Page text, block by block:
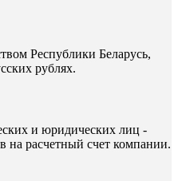
Республики Беларусь,
рублях.
и юридических лиц -
на расчетный счет компании.